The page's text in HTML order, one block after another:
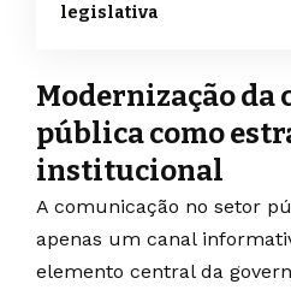
legislativa
Modernização da
pública como
institucional
A comunicação no setor
apenas um canal
elemento central da